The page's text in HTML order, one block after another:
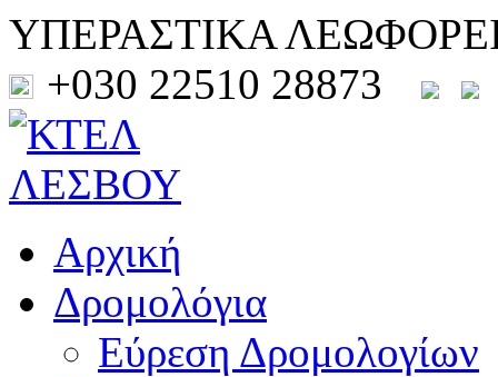
ΥΠΕΡΑΣΤΙΚΑ
+030 22510 28873
Αρχική
Δρομολόγια
Εύρεση Δρομολογίων